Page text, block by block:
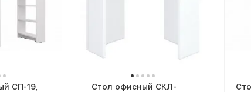
СП-19,
Cтол офисный СКЛ-